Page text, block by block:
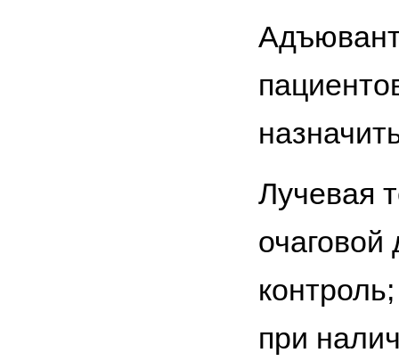
Лучевая
при